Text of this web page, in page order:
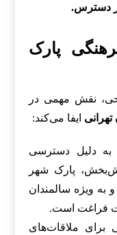
دسترس.
پارک
نقش مهمی در
ایفا می‌کند:
به دلیل دسترسی
پارک شهر
به ویژه سالمندان
فراغت است.
برای ملاقات‌های